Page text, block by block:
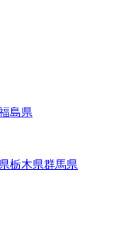
島県
栃木県群馬県